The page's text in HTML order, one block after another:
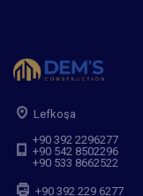
Lefkoşa
+90 392 2296277
+90 542 8502296
+90 533 8662522
+90 392 229 6277